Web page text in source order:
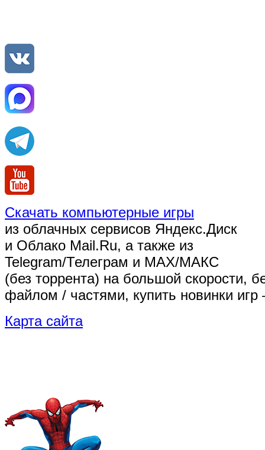
Скачать компьютерные игры
из облачных сервисов Яндекс.Диск
и Облако Mail.Ru, а также из
Telegram/Телеграм и MAX/МАКС
(без торрента) на большой скорости,
файлом / частями, купить новинки
Карта сайта